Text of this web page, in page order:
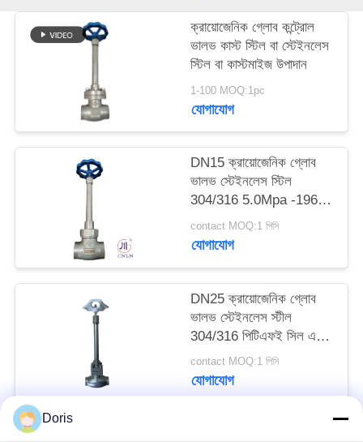
উদ্ধৃতির
জন্য
ম্যাপ
ক্রায়োজেনিক গ্লোব কন্ট্রোল
ভালভ কাস্ট স্টিল বা স্টেইনলেস
স্টিল বা কাস্টমাইজ উপাদান
1-100 MOQ:1pc
যোগাযোগ
DN15 ক্রায়োজেনিক গ্লোব
ভালভ স্টেইনলেস স্টিল
304/316 5.0Mpa -196°C
থেকে +80°C
contact MOQ:1 পিসি
যোগাযোগ
DN25 ক্রায়োজেনিক গ্লোব
ভালভ স্টেইনলেস স্টীল
304/316 পিটিএফই সিল এবং
CF8/CF3 ভালভ শরীরের
সাথে -196 °C থেকে +80
contact MOQ:1 পিসি
যোগাযোগ
Doris